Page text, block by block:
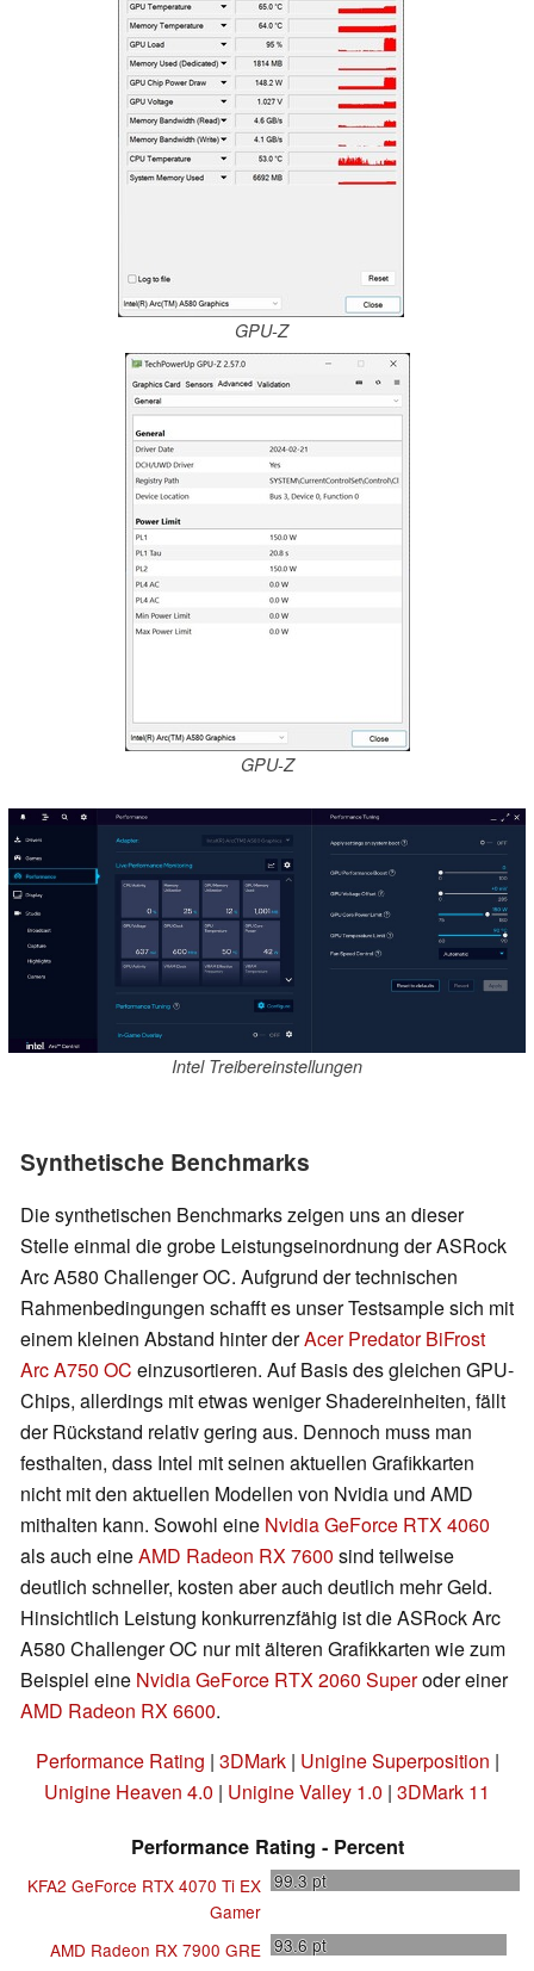
GPU-Z
GPU-Z
Intel Treibereinstellungen
Synthetische Benchmarks
Die synthetischen Benchmarks zeigen uns an dieser
Stelle einmal die grobe Leistungseinordnung der ASRock
Arc A580 Challenger OC. Aufgrund der technischen
Rahmenbedingungen schafft es unser Testsample sich mit
einem kleinen Abstand hinter derAcer Predator BiFrost
Arc A750 OC einzusortieren. Auf Basis des gleichen GPU-
Chips, allerdings mit etwas weniger Shadereinheiten, fällt
der Rückstand relativ gering aus. Dennoch muss man
festhalten, dass Intel mit seinen aktuellen Grafikkarten
nicht mit den aktuellen Modellen von Nvidia und AMD
mithalten kann. Sowohl eine Nvidia GeForce RTX 4060
als auch eineAMD Radeon RX 7600 sind teilweise
deutlich schneller, kosten aber auch deutlich mehr Geld.
Hinsichtlich Leistung konkurrenzfähig ist die ASRock Arc
A580 Challenger OC nur mit älteren Grafikkarten wie zum
Beispiel eine Nvidia GeForce RTX 2060 Superoder einer
AMD Radeon RX 6600.
Performance Rating | 3DMark| Unigine Superposition |
Unigine Heaven 4.0 | Unigine Valley 1.0 | 3DMark 11
Performance Rating - Percent
KFA2 GeForce RTX 4070 Ti EX
Gamer
99.3 pt
AMD Radeon RX 7900 GRE 93.6 pt